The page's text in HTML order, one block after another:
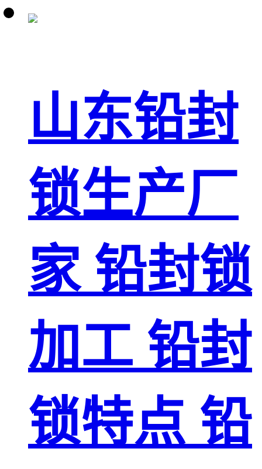
山东铅封
锁生产厂
家 铅封锁
加工 铅封
锁特点 铅